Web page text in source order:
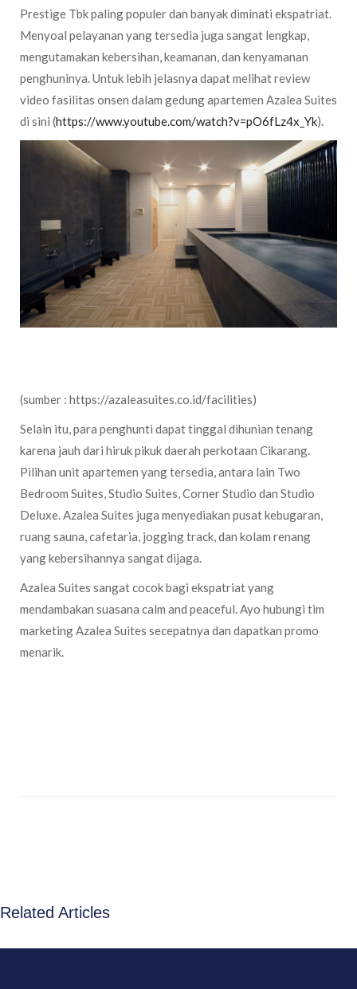
Prestige Tbk paling populer dan banyak diminati ekspatriat.
Menyoal pelayanan yang tersedia juga sangat lengkap,
mengutamakan kebersihan, keamanan, dan kenyamanan
penghuninya. Untuk lebih jelasnya dapat melihat review
video fasilitas onsen dalam gedung apartemen Azalea Suites
di sini (https://www.youtube.com/watch?v=pO6fLz4x_Yk).
(sumber : https://azaleasuites.co.id/facilities)
Selain itu, para penghunti dapat tinggal dihunian tenang
karena jauh dari hiruk pikuk daerah perkotaan Cikarang.
Pilihan unit apartemen yang tersedia, antara lain Two
Bedroom Suites, Studio Suites, Corner Studio dan Studio
Deluxe. Azalea Suites juga menyediakan pusat kebugaran,
ruang sauna, cafetaria, jogging track, dan kolam renang
yang kebersihannya sangat dijaga.
Azalea Suites sangat cocok bagi ekspatriat yang
mendambakan suasana calm and peaceful. Ayo hubungi tim
marketing Azalea Suites secepatnya dan dapatkan promo
menarik.
Related Articles